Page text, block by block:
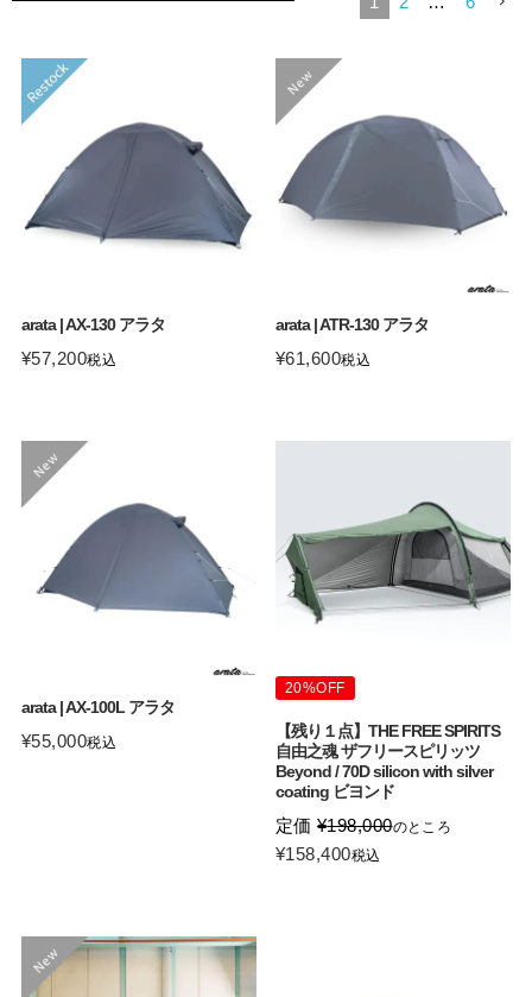
arata | AX-130 アラタ
¥57,200税込
arata | ATR-130 アラタ
¥61,600税込
arata | AX-100L アラタ
¥55,000税込
20%OFF
【残り１点】THE FREE SPIRITS
自由之魂 ザフリースピリッツ
Beyond / 70D silicon with silver
coating ビヨンド
定価 ¥198,000のところ
¥158,400税込